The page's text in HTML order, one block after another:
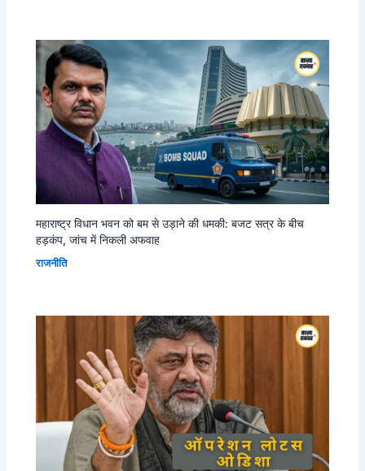
महाराष्ट्र विधान भवन को बम से उड़ाने की धमकी: बजट सत्र के बीच
हड़कंप, जांच में निकली अफवाह
राजनीति